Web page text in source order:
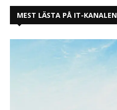
MEST LÄSTA PÅ IT-KANALEN